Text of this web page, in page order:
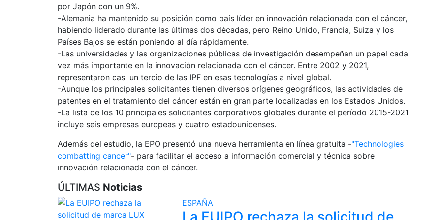
por Japón con un 9%.
-Alemania ha mantenido su posición como país líder en innovación relacionada con el cáncer,
habiendo liderado durante las últimas dos décadas, pero Reino Unido, Francia, Suiza y los
Países Bajos se están poniendo al día rápidamente.
-Las universidades y las organizaciones públicas de investigación desempeñan un papel cada
vez más importante en la innovación relacionada con el cáncer. Entre 2002 y 2021,
representaron casi un tercio de las IPF en esas tecnologías a nivel global.
-Aunque los principales solicitantes tienen diversos orígenes geográficos, las actividades de
patentes en el tratamiento del cáncer están en gran parte localizadas en los Estados Unidos.
-La lista de los 10 principales solicitantes corporativos globales durante el período 2015-2021
incluye seis empresas europeas y cuatro estadounidenses.
Además del estudio, la EPO presentó una nueva herramienta en línea gratuita -"Technologies
combatting cancer"- para facilitar el acceso a información comercial y técnica sobre
innovación relacionada con el cáncer.
ÚLTIMAS Noticias
ESPAÑA
La EUIPO rechaza la solicitud de